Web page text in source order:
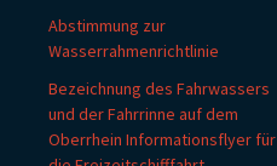
Abstimmung zur
Wasserrahmenrichtlinie
Bezeichnung des Fahrwassers
und der Fahrrinne auf dem
Oberrhein Informationsflyer für